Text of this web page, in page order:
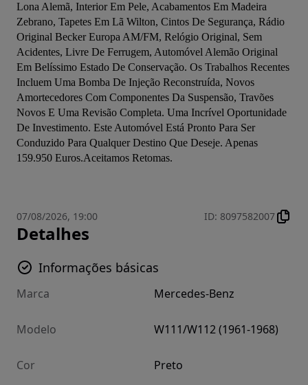
Lona Alemã, Interior Em Pele, Acabamentos Em Madeira
Zebrano, Tapetes Em Lã Wilton, Cintos De Segurança, Rádio
Original Becker Europa AM/FM, Relógio Original, Sem
Acidentes, Livre De Ferrugem, Automóvel Alemão Original
Em Belíssimo Estado De Conservação. Os Trabalhos Recentes
Incluem Uma Bomba De Injeção Reconstruída, Novos
Amortecedores Com Componentes Da Suspensão, Travões
Novos E Uma Revisão Completa. Uma Incrível Oportunidade
De Investimento. Este Automóvel Está Pronto Para Ser
Conduzido Para Qualquer Destino Que Deseje. Apenas
159.950 Euros.Aceitamos Retomas.
07/08/2026, 19:00 ID: 8097582007
Detalhes
Informações básicas
Marca Mercedes-Benz
Modelo W111/W112 (1961-1968)
Cor Preto